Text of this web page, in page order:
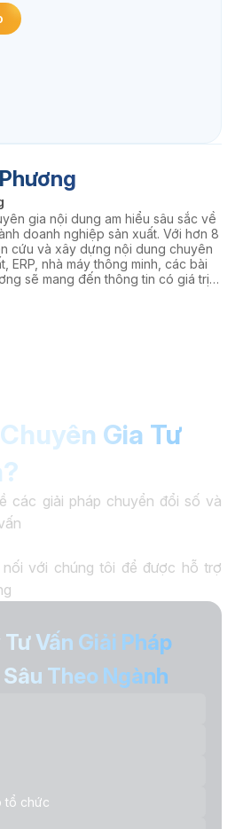
gia nội dung am hiểu sâu sắc về
doanh nghiệp sản xuất. Với hơn 8
cứu và xây dựng nội dung chuyên
ERP, nhà máy thông minh, các bài
sẽ mang đến thông tin có giá trị
âaaa
Gia Tư
các giải pháp chuyển đổi số và
với chúng tôi để được hỗ trợ
Vấn Giải Pháp
Theo Ngành